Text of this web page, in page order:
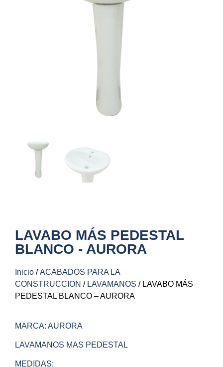
LAVABO MÁS PEDESTAL
BLANCO - AURORA
Inicio /ACABADOS PARA LA
CONSTRUCCION / LAVAMANOS / LAVABO MÁS
PEDESTAL BLANCO – AURORA
MARCA: AURORA
LAVAMANOS MAS PEDESTAL
MEDIDAS: